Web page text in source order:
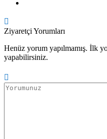
Ziyaretçi Yorumları
Henüz yorum yapılmamış. İlk
yapabilirsiniz.